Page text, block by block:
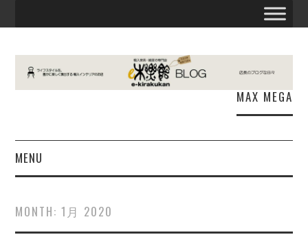
MAX MEGA
MENU
MONTH:1月 2020